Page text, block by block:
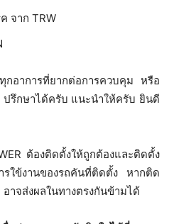
จาก TRW
อาการที่ยากต่อการควบคุม หรือ
ปรึกษาได้ครับ แนะนำให้ครับ ยินดี
ต้องติดตั้งให้ถูกต้องและติดตั้ง
รใข้งานของรถคันที่ติดตั้ง หากติด
าจส่งผลในทางตรงกันข้ามได้